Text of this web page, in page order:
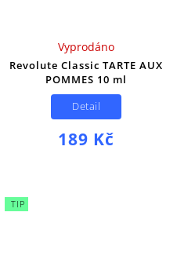
Revolute Classic TARTE AUX
POMMES 10 ml
Vyprodáno
189 Kč
Detail
TIP